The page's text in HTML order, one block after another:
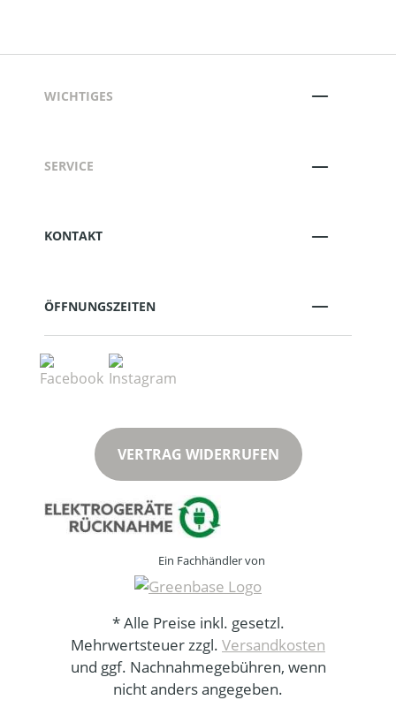
WICHTIGES
SERVICE
KONTAKT
ÖFFNUNGSZEITEN
VERTRAG WIDERRUFEN
Ein Fachhändler von
* Alle Preise inkl. gesetzl.
Mehrwertsteuer zzgl. Versandkosten
und ggf. Nachnahmegebühren, wenn
nicht anders angegeben.